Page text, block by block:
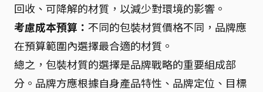
回收、可降解的材質，以減少對環境的影響。
考慮成本預算： 不同的包裝材質價格不同，品牌應
在預算範圍內選擇最合適的材質。
總之，包裝材質的選擇是品牌戰略的重要組成部
分。品牌方應根據自身產品特性、品牌定位、目標